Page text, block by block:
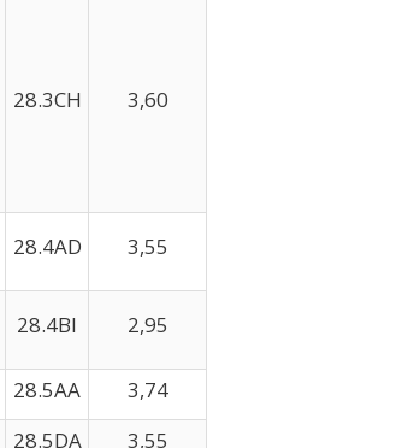
28.3CH 3,60
28.4AD 3,55
28.4BI 2,95
28.5AA
3,74
28.5DA
3,55